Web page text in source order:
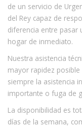
de un servicio de
del Rey capaz de
diferencia entre pasar
hogar de inmediato.
Nuestra asistencia
mayor rapidez
siempre la asistencia
importante o fuga de
La disponibilidad es
días de la semana,